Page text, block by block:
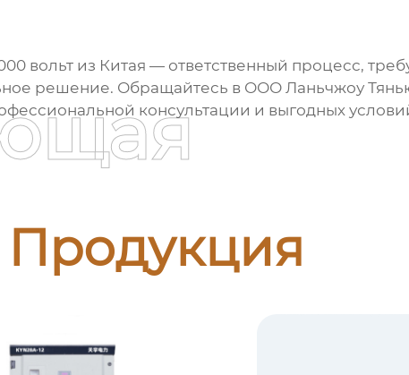
вольт из Китая — ответственный процесс,
решение. Обращайтесь в ООО Ланьчжоу
консультации и выгодных
Продукция